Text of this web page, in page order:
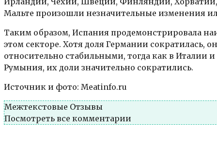
Мальте произошли незначительные изменения
Таким образом, Испания продемонстрировала
этом секторе. Хотя доля Германии
относительно стабильными, тогда как в Италии
Румыния, их доли значительно сократились.
Источник и фото: Meatinfo.ru
Межтекстовые Отзывы
Посмотреть все комментарии